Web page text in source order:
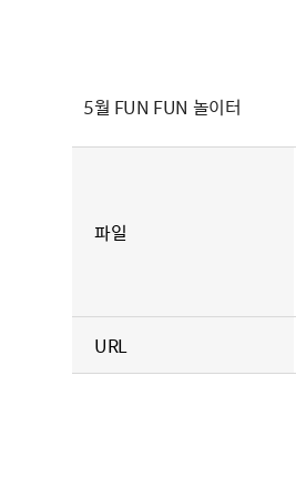
5월 FUN FUN 놀이터
파일
URL